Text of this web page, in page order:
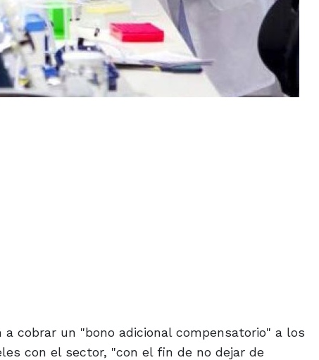
cobrar un "bono adicional compensatorio" a los
con el sector, "con el fin de no dejar de